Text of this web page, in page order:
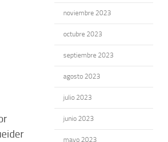
noviembre 2023
octubre 2023
septiembre 2023
agosto 2023
julio 2023
junio 2023
mayo 2023